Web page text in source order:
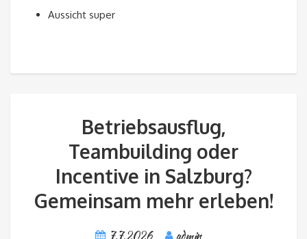
Aussicht super
Betriebsausflug,
Teambuilding oder
Incentive in Salzburg?
Gemeinsam mehr erleben!
7.7.2026
admin